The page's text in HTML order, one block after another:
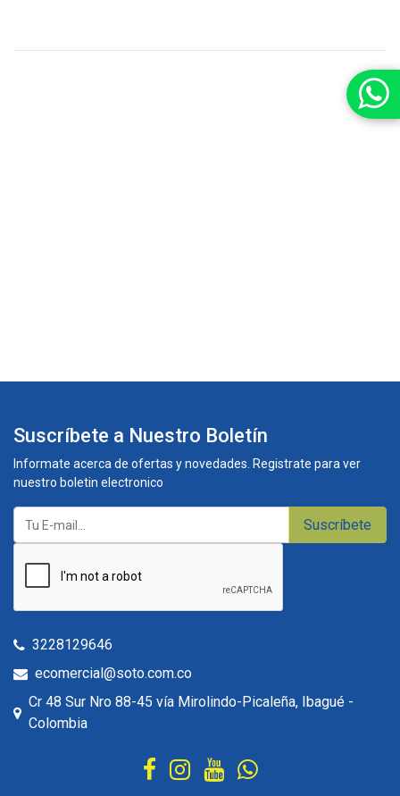
Suscríbete a Nuestro Boletín
Informate acerca de ofertas y novedades. Registrate para ver
nuestro boletin electronico
Suscríbete
3228129646
ecomercial@soto.com.co
Cr 48 Sur Nro 88-45 vía Mirolindo-Picaleña, Ibagué -
Colombia